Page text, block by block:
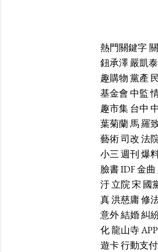
熱門關鍵字
鈕承澤嚴凱泰
趣購物黨產
基金會中監
趣市集台中
葉菊蘭馬羅
藝術司改法
小三週刊爆
臉書IDF金曲
汙立院宋 國
真洪慈庸修
意外結婚糾
化龍山寺APP
遊卡行動支付